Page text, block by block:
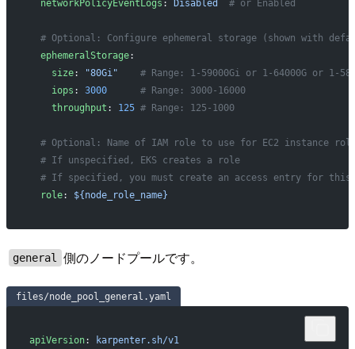
  networkPolicyEventLogs
: Disabled
  # or Enabled
# Optional: Configure ephemeral storage (shown with
  ephemeralStorage
:
    size
: "80Gi"
# Range: 1-59000Gi or 1-64000G or 1-
    iops
: 3000
      # Range: 3000-16000
    throughput
: 125 # Range: 125-1000
# Optional: Name of IAM role to use for EC2 instance
  # If unspecified, EKS creates a role
# If specified, you must create an access entry for
  role
: ${node_role_name}
general 側のノードプールです。
files/node_pool_general.yaml
apiVersion:
karpenter.sh/v1